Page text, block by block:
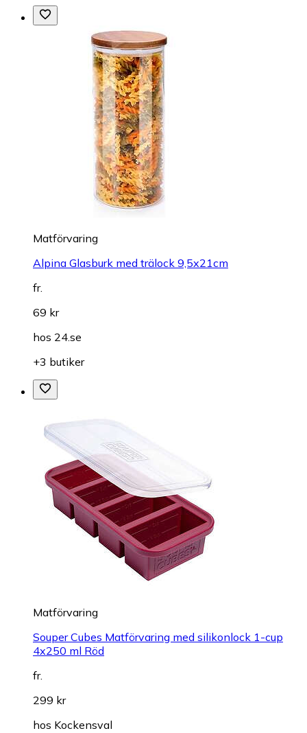
Matförvaring
Alpina Glasburk med trälock 9,5x21cm
fr.
69 kr
hos 24.se
+3 butiker
Matförvaring
Souper Cubes Matförvaring med silikonlock 1-cup
4x250 ml Röd
fr.
299 kr
hos Kockensval